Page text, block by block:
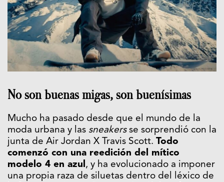
No son buenas migas, son buenísimas
Mucho ha pasado desde que el mundo de la
moda urbana y las sneakersse sorprendió con la
junta de Air Jordan X Travis Scott. Todo
comenzó con una reedición del mítico
modelo 4 en azul , y ha evolucionado a imponer
una propia raza de siluetas dentro del léxico de